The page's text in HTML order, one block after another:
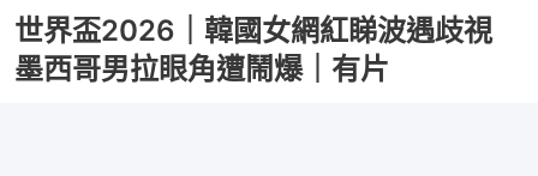
世界盃2026｜韓國女網紅睇波遇歧視
墨西哥男拉眼角遭鬧爆｜有片